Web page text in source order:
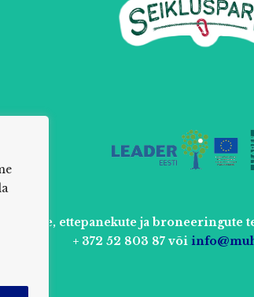
ettepanekute ja broneeringute
+ 372 52 803 87 või